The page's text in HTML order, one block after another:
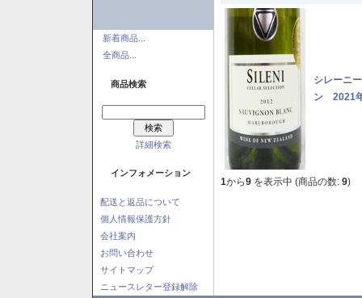
新着商品...
全商品...
商品検索
詳細検索
インフォメーション
配送と返品について
個人情報保護方針
会社案内
お問い合わせ
サイトマップ
ニュースレター登録解除
シレーニ
ン 2021
1から9 を表示中 (商品の数: 9)